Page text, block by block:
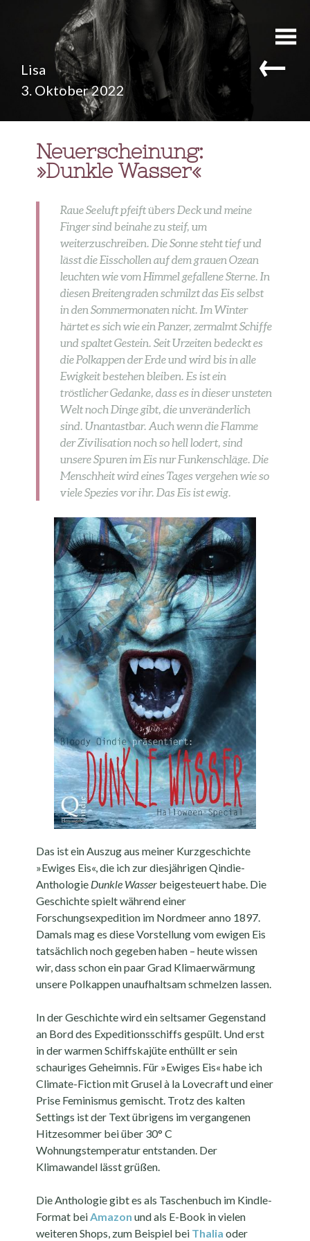
Lisa
3. Oktober 2022
←
Neuerscheinung:
»Dunkle Wasser«
Raue Seeluft pfeift übers Deck und meine
Finger sind beinahe zu steif, um
weiterzuschreiben. Die Sonne steht tief und
lässt die Eisschollen auf dem grauen Ozean
leuchten wie vom Himmel gefallene Sterne. In
diesen Breitengraden schmilzt das Eis selbst
in den Sommermonaten nicht. Im Winter
härtet es sich wie ein Panzer, zermalmt Schiffe
und spaltet Gestein. Seit Urzeiten bedeckt es
die Polkappen der Erde und wird bis in alle
Ewigkeit bestehen bleiben. Es ist ein
tröstlicher Gedanke, dass es in dieser unsteten
Welt noch Dinge gibt, die unveränderlich
sind. Unantastbar. Auch wenn die Flamme
der Zivilisation noch so hell lodert, sind
unsere Spuren im Eis nur Funkenschläge. Die
Menschheit wird eines Tages vergehen wie so
viele Spezies vor ihr. Das Eis ist ewig.
Das ist ein Auszug aus meiner Kurzgeschichte
»Ewiges Eis«, die ich zur diesjährigen Qindie-
Anthologie Dunkle Wasser beigesteuert habe. Die
Geschichte spielt während einer
Forschungsexpedition im Nordmeer anno 1897.
Damals mag es diese Vorstellung vom ewigen Eis
tatsächlich noch gegeben haben – heute wissen
wir, dass schon ein paar Grad Klimaerwärmung
unsere Polkappen unaufhaltsam schmelzen lassen.
In der Geschichte wird ein seltsamer Gegenstand
an Bord des Expeditionsschiffs gespült. Und erst
in der warmen Schiffskajüte enthüllt er sein
schauriges Geheimnis. Für »Ewiges Eis« habe ich
Climate-Fiction mit Grusel à la Lovecraft und einer
Prise Feminismus gemischt. Trotz des kalten
Settings ist der Text übrigens im vergangenen
Hitzesommer bei über 30° C
Wohnungstemperatur entstanden. Der
Klimawandel lässt grüßen.
Die Anthologie gibt es als Taschenbuch im Kindle-
Format beiAmazonund als E-Book in vielen
weiteren Shops, zum Beispiel bei Thaliaoder